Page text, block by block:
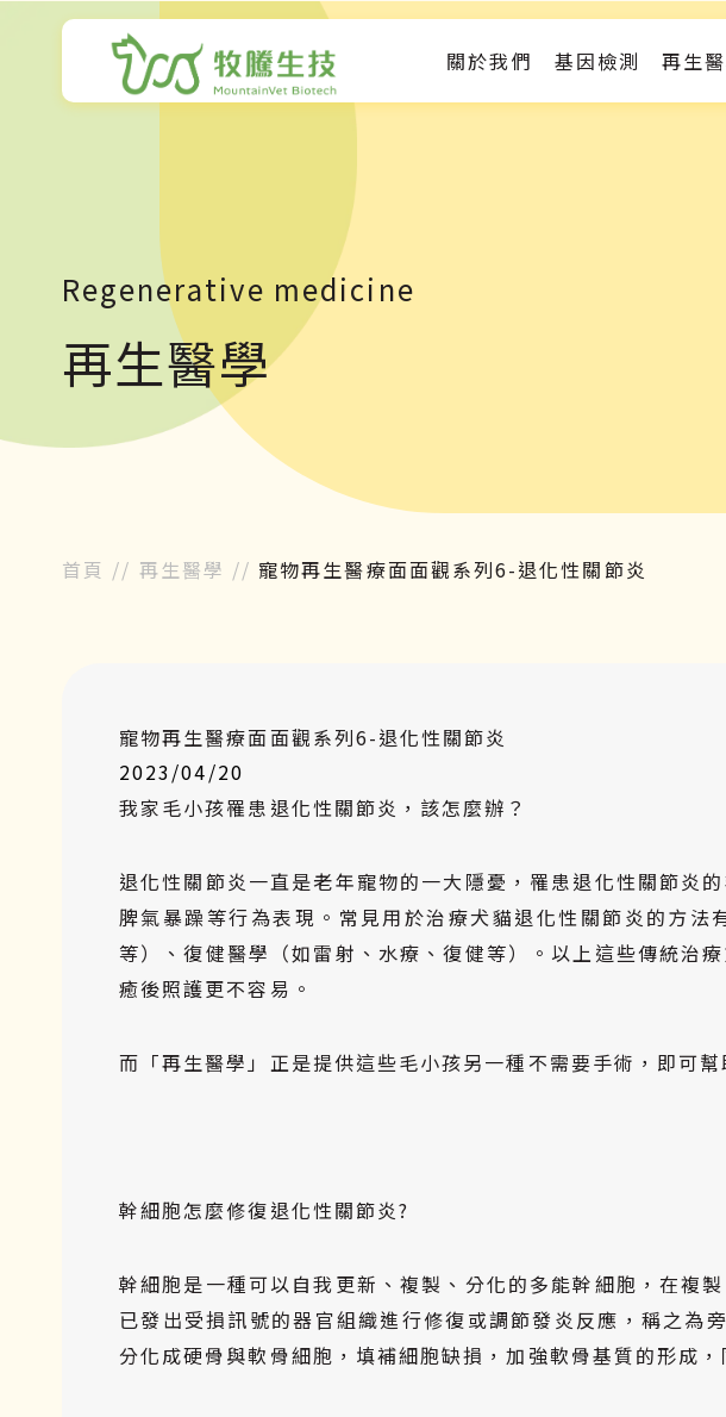
關於我們 基因檢測 再生
Regenerative medicine
再生醫學
首頁 // 再生醫學 // 寵物再生醫療面面觀系列6-退化性關節炎
寵物再生醫療面面觀系列6-退化性關節炎
2023/04/20
我家毛小孩罹患退化性關節炎，該怎麼辦？
退化性關節炎一直是老年寵物的一大隱憂，罹患退化性關節炎
脾氣暴躁等行為表現。常見用於治療犬貓退化性關節炎的方
等）、復健醫學（如雷射、水療、復健等）。以上這些傳統治
癒後照護更不容易。
而「再生醫學」正是提供這些毛小孩另一種不需要手術，即可
幹細胞怎麼修復退化性關節炎?
幹細胞是一種可以自我更新、複製、分化的多能幹細胞，在複
已發出受損訊號的器官組織進行修復或調節發炎反應，稱之
分化成硬骨與軟骨細胞，填補細胞缺損，加強軟骨基質的形成